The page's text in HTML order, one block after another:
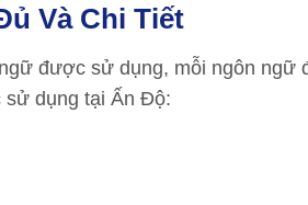
Và Chi Tiết
được sử dụng, mỗi ngôn ngữ
dụng tại Ấn Độ: